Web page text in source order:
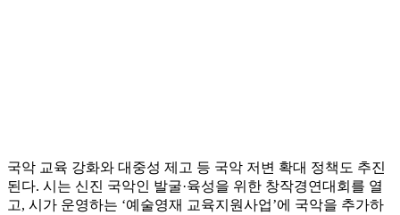
국악 교육 강화와 대중성 제고 등 국악 저변 확대 정책도 추진
된다. 시는 신진 국악인 발굴·육성을 위한 창작경연대회를 열
고, 시가 운영하는 ‘예술영재 교육지원사업’에 국악을 추가하